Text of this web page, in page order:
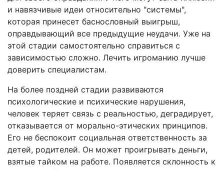
и навязчивые идеи относительно "системы",
которая принесет баснословный выигрыш,
оправдывающий все предыдущие неудачи. Уже на
этой стадии самостоятельно справиться с
зависимостью сложно. Лечить игроманию лучше
доверить специалистам.
На более поздней стадии развиваются
психологические и психические нарушения,
человек теряет связь с реальностью, деградирует,
отказывается от морально-этических принципов.
Его не беспокоит социальная ответственность за
детей, родителей. Он может проигрывать деньги,
взятые тайком на работе. Появляется склонность к